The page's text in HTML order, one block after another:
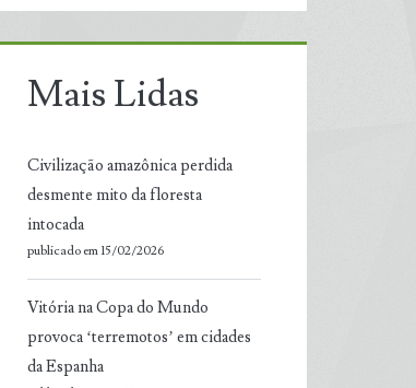
Mais Lidas
Civilização amazônica perdida
desmente mito da floresta
intocada
publicado em 15/02/2026
Vitória na Copa do Mundo
provoca ‘terremotos’ em cidades
da Espanha